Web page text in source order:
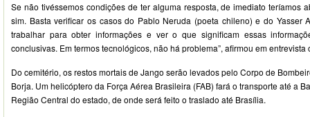
Se não tivéssemos condições de ter alguma resposta, de imediato teríamos
sim. Basta verificar os casos do Pablo Neruda (poeta chileno) e do Yasser
trabalhar para obter informações e ver o que significam essas
conclusivas. Em termos tecnológicos, não há problema”, afirmou em entrevista
Do cemitério, os restos mortais de Jango serão levados pelo Corpo de
Borja. Um helicóptero da Força Aérea Brasileira (FAB) fará o transporte até a
Região Central do estado, de onde será feito o traslado até Brasília.